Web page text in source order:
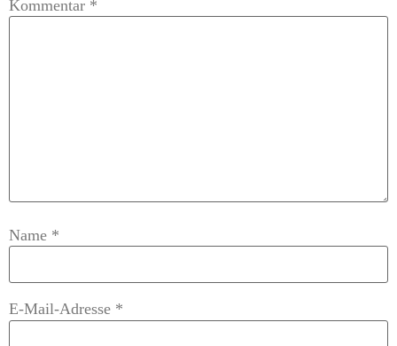
Kommentar *
Name *
E-Mail-Adresse *